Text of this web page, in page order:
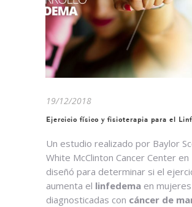
19/12/2018
Ejercicio físico y fisioterapia para el
Un estudio realizado por Baylor
White McClinton Cancer Center en
diseñó para determinar si el
aumenta el linfedema en mujeres
diagnosticadas con cáncer de